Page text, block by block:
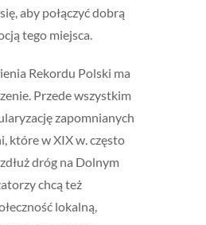
aby połączyć dobrą
tego miejsca.
Rekordu Polski ma
Przede wszystkim
zapomnianych
które w XIX w. często
dróg na Dolnym
chcą też
lokalną,